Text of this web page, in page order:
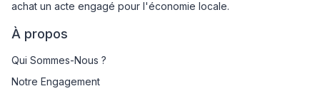
achat un acte engagé pour l'économie locale.
À propos
Qui Sommes-Nous ?
Notre Engagement